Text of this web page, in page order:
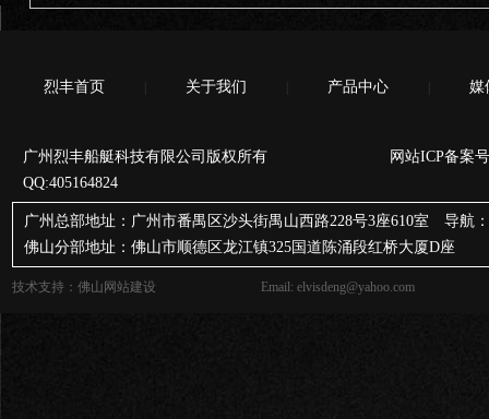
烈丰首页 关于我们 产品中心 媒
广州烈丰船艇科技有限公司版权所有 网站ICP备案号
QQ:405164824
广州总部地址：广州市番禺区沙头街禺山西路228号3座610室 导航
佛山分部地址：佛山市顺德区龙江镇325国道陈涌段红桥大厦D座
技术支持： 佛山网站建设 Email: elvisdeng@yahoo.com